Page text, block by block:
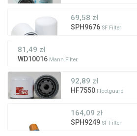
69,58 zł
SPH9676 SF Filter
81,49 zł
WD10016 Mann Filter
92,89 zł
HF7550 Fleetguard
164,09 zł
SPH9249 SF Filter